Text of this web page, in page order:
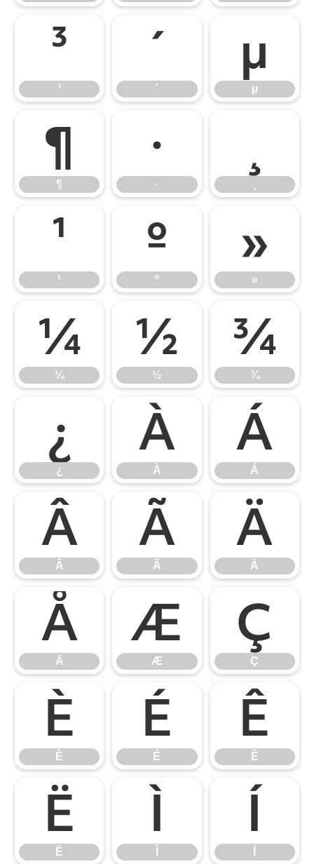
³
³
´
´
µ
µ
¶
¶
·
·
¸
¹
¹
º
º
»
»
¼
¼
½
½
¾
¾
¿
¿
À
À
Á
Á
Â
Â
Ã
Ã
Ä
Ä
Å
Å
Æ
Æ
Ç
Ç
È
È
É
É
Ê
Ê
Ë
Ë
Ì Í